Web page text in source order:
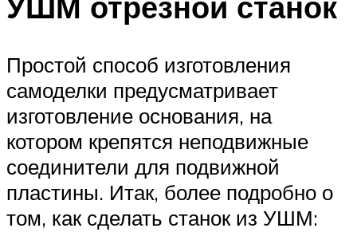
Простой способ изготовления
самоделки предусматривает
изготовление основания, на
котором крепятся неподвижные
соединители для подвижной
пластины. Итак, более подробно о
том, как сделать станок из УШМ: